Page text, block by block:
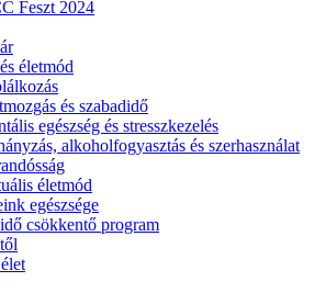
Feszt 2024
életmód
és szabadidő
egészség és stresszkezelés
alkoholfogyasztás és szerhasználat
életmód
egészsége
csökkentő program